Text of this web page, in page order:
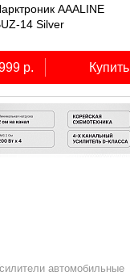
AAALINE
14 Silver
р. Купить
автомобильные